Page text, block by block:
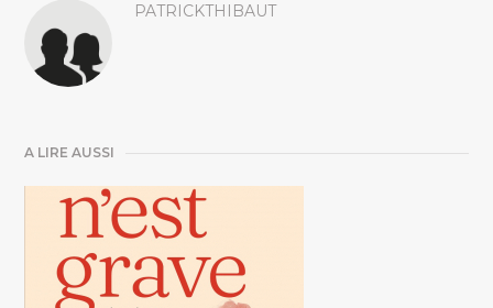
PATRICKTHIBAUT
A LIRE AUSSI